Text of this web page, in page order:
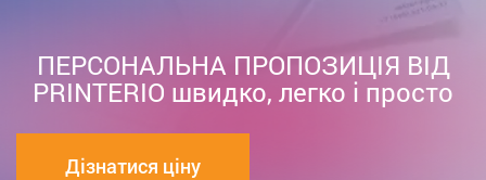
ПЕРСОНАЛЬНА ПРОПОЗИЦІЯ ВІД
PRINTERIО швидко, легко і просто
Дізнатися ціну